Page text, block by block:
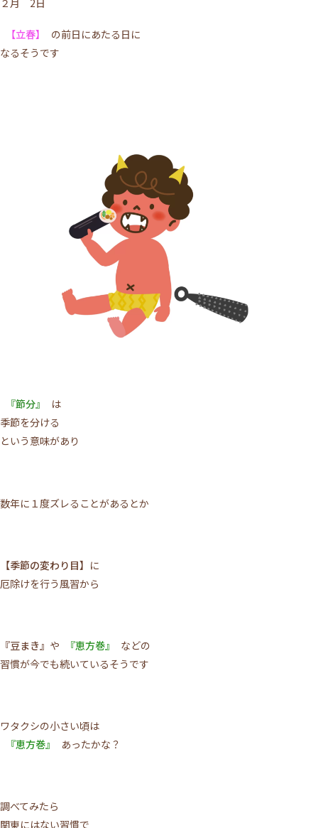
２月 2日
【立春】
の前日にあたる日に
なるそうです
『節分』
は
季節を分ける
という意味があり
数年に１度ズレることがあるとか
【季節の変わり目】 に
厄除けを行う風習から
『豆まき』 や 『恵方巻』
などの
習慣が今でも続いているそうです
ワタクシの小さい頃は
『恵方巻』
あったかな？
調べてみたら
関東にはない習慣で